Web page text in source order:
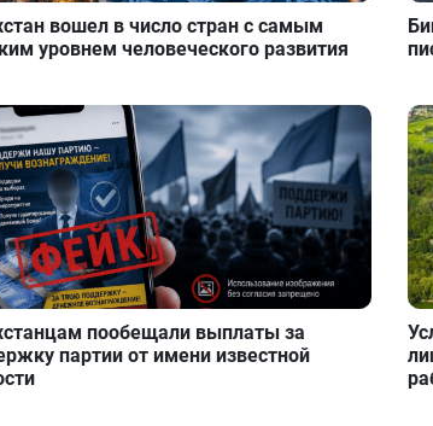
вошел в число стран с самым
уровнем человеческого развития
пообещали выплаты за
партии от имени известной